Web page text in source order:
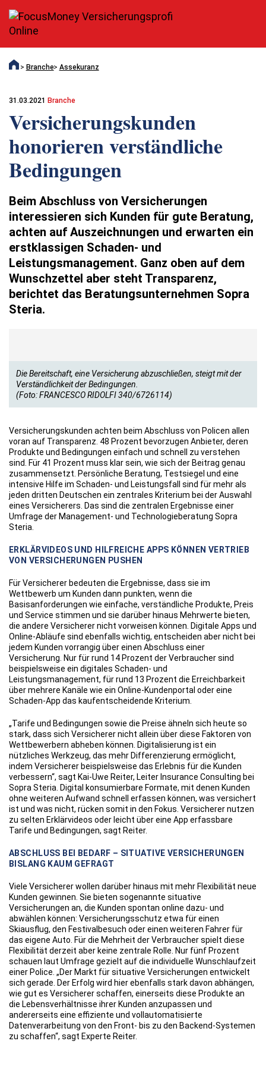
Branche Assekuranz
31.03.2021 Branche
Versicherungskunden
honorieren verständliche
Bedingungen
Beim Abschluss von Versicherungen
interessieren sich Kunden für gute Beratung,
achten auf Auszeichnungen und erwarten ein
erstklassigen Schaden- und
Leistungsmanagement. Ganz oben auf dem
Wunschzettel aber steht Transparenz,
berichtet das Beratungsunternehmen Sopra
Steria.
Die Bereitschaft, eine Versicherung abzuschließen, steigt mit der
Verständlichkeit der Bedingungen.
(Foto: FRANCESCO RIDOLFI 340/6726114)
Versicherungskunden achten beim Abschluss von Policen allen
voran auf Transparenz. 48 Prozent bevorzugen Anbieter, deren
Produkte und Bedingungen einfach und schnell zu verstehen
sind. Für 41 Prozent muss klar sein, wie sich der Beitrag genau
zusammensetzt. Persönliche Beratung, Testsiegel und eine
intensive Hilfe im Schaden- und Leistungsfall sind für mehr als
jeden dritten Deutschen ein zentrales Kriterium bei der Auswahl
eines Versicherers. Das sind die zentralen Ergebnisse einer
Umfrage der Management- und Technologieberatung Sopra
Steria.
ERKLÄRVIDEOS UND HILFREICHE APPS KÖNNEN VERTRIEB
VON VERSICHERUNGEN PUSHEN
Für Versicherer bedeuten die Ergebnisse, dass sie im
Wettbewerb um Kunden dann punkten, wenn die
Basisanforderungen wie einfache, verständliche Produkte, Preis
und Service stimmen und sie darüber hinaus Mehrwerte bieten,
die andere Versicherer nicht vorweisen können. Digitale Apps und
Online-Abläufe sind ebenfalls wichtig, entscheiden aber nicht bei
jedem Kunden vorrangig über einen Abschluss einer
Versicherung. Nur für rund 14 Prozent der Verbraucher sind
beispielsweise ein digitales Schaden- und
Leistungsmanagement, für rund 13 Prozent die Erreichbarkeit
über mehrere Kanäle wie ein Online-Kundenportal oder eine
Schaden-App das kaufentscheidende Kriterium.
„Tarife und Bedingungen sowie die Preise ähneln sich heute so
stark, dass sich Versicherer nicht allein über diese Faktoren von
Wettbewerbern abheben können. Digitalisierung ist ein
nützliches Werkzeug, das mehr Differenzierung ermöglicht,
indem Versicherer beispielsweise das Erlebnis für die Kunden
verbessern“, sagt Kai-Uwe Reiter, Leiter Insurance Consulting bei
Sopra Steria. Digital konsumierbare Formate, mit denen Kunden
ohne weiteren Aufwand schnell erfassen können, was versichert
ist und was nicht, rücken somit in den Fokus. Versicherer nutzen
zu selten Erklärvideos oder leicht über eine App erfassbare
Tarife und Bedingungen, sagt Reiter.
ABSCHLUSS BEI BEDARF – SITUATIVE VERSICHERUNGEN
BISLANG KAUM GEFRAGT
Viele Versicherer wollen darüber hinaus mit mehr Flexibilität neue
Kunden gewinnen. Sie bieten sogenannte situative
Versicherungen an, die Kunden spontan online dazu- und
abwählen können: Versicherungsschutz etwa für einen
Skiausflug, den Festivalbesuch oder einen weiteren Fahrer für
das eigene Auto. Für die Mehrheit der Verbraucher spielt diese
Flexibilität derzeit aber keine zentrale Rolle. Nur fünf Prozent
schauen laut Umfrage gezielt auf die individuelle Wunschlaufzeit
einer Police. „Der Markt für situative Versicherungen entwickelt
sich gerade. Der Erfolg wird hier ebenfalls stark davon abhängen,
wie gut es Versicherer schaffen, einerseits diese Produkte an
die Lebensverhältnisse ihrer Kunden anzupassen und
andererseits eine effiziente und vollautomatisierte
Datenverarbeitung von den Front- bis zu den Backend-Systemen
zu schaffen“, sagt Experte Reiter.